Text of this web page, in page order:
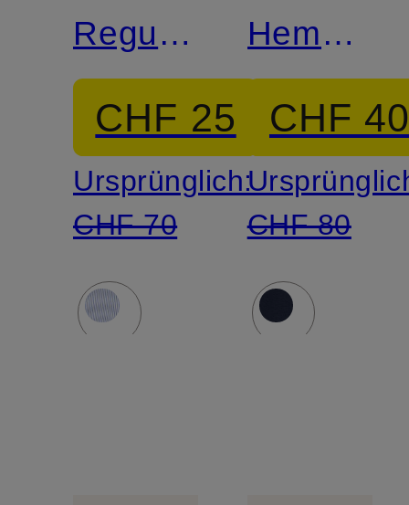
Regular
Fit
CHF 25
Ursprünglich:
CHF 70
Hemd
Comfort
Fit
CHF
CHF 80